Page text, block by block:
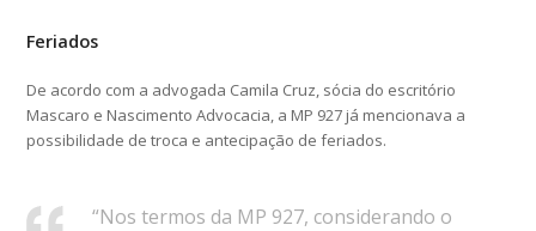
Feriados
De acordo com a advogada Camila Cruz, sócia do escritório
Mascaro e Nascimento Advocacia, a MP 927 já mencionava a
possibilidade de troca e antecipação de feriados.
“Nos termos da MP 927, considerando o